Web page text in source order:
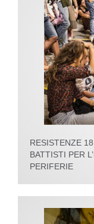
RESISTENZE
BATTISTI PER
PERIFERIE